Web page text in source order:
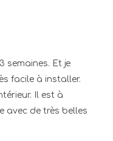
semaines. Et je
facile à installer.
Il est à
avec de très belles